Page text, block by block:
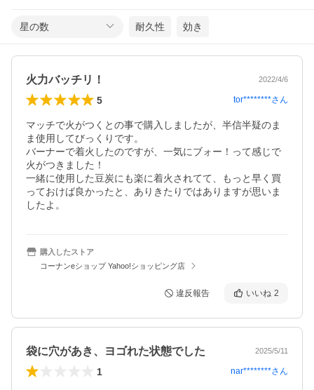
星の数 耐久性 効き
火力バッチリ！ 2022/4/6
5 tor********さん
マッチで火がつくとの事で購入しましたが、半信半疑のま
ま使用してびっくりです。
バーナーで着火したのですが、一気にブォー！って感じで
火がつきました！
一緒に使用した豆炭にも楽に着火されてて、もっと早く買
っておけば良かったと、ありきたりではありますが思いま
したよ。
購入したストア
コーナンeショップ Yahoo!ショッピング店
違反報告 いいね 2
袋に穴があき、ヨゴれた状態でした 2025/5/11
1 nar********さん